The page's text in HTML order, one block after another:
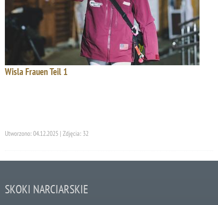
Wisla Frauen Teil 1
Utworzono: 04.12.2025 | Zdjęcia: 32
SKOKI NARCIARSKIE